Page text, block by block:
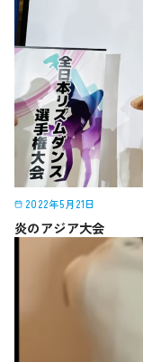
2022年5月21日
炎のアジア大会